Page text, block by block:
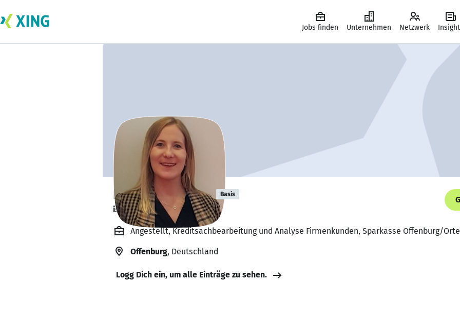
Jobs finden Unternehmen Netzwerk
Elena Kaufhold Basis
ist offen für Projekte. 🔎
Angestellt, Kreditsachbearbeitung und Analyse Firmenkunden, Sparkasse Offenburg/
Offenburg, Deutschland
Logg Dich ein, um alle Einträge zu sehen.